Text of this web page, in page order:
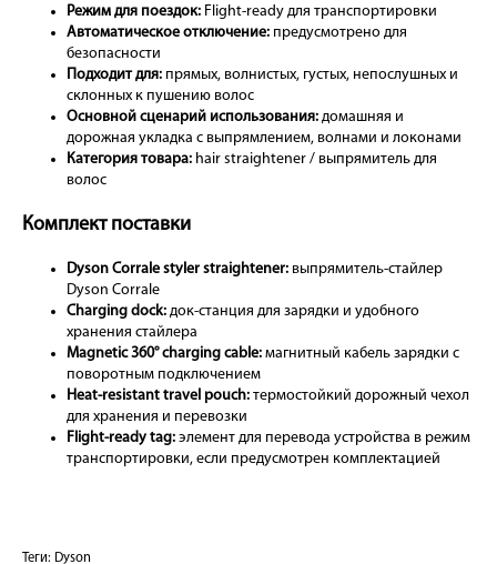
Режим для поездок: Flight-ready для транспортировки
Автоматическое отключение: предусмотрено для
безопасности
Подходит для: прямых, волнистых, густых, непослушных и
склонных к пушению волос
Основной сценарий использования: домашняя и
дорожная укладка с выпрямлением, волнами и локонами
Категория товара: hair straightener / выпрямитель для
волос
Комплект поставки
Dyson Corrale styler straightener: выпрямитель-стайлер
Dyson Corrale
Charging dock: док-станция для зарядки и удобного
хранения стайлера
Magnetic 360° charging cable: магнитный кабель зарядки с
поворотным подключением
Heat-resistant travel pouch: термостойкий дорожный чехол
для хранения и перевозки
Flight-ready tag: элемент для перевода устройства в режим
транспортировки, если предусмотрен комплектацией
Теги: Dyson